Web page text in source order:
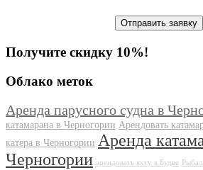
Получите скидку 10%!
Облако меток
Аренда парусного судна в
катамарана в Черногории Арендовать
катера в Черногории Аренда
Черногории арендовать яхту в Будве